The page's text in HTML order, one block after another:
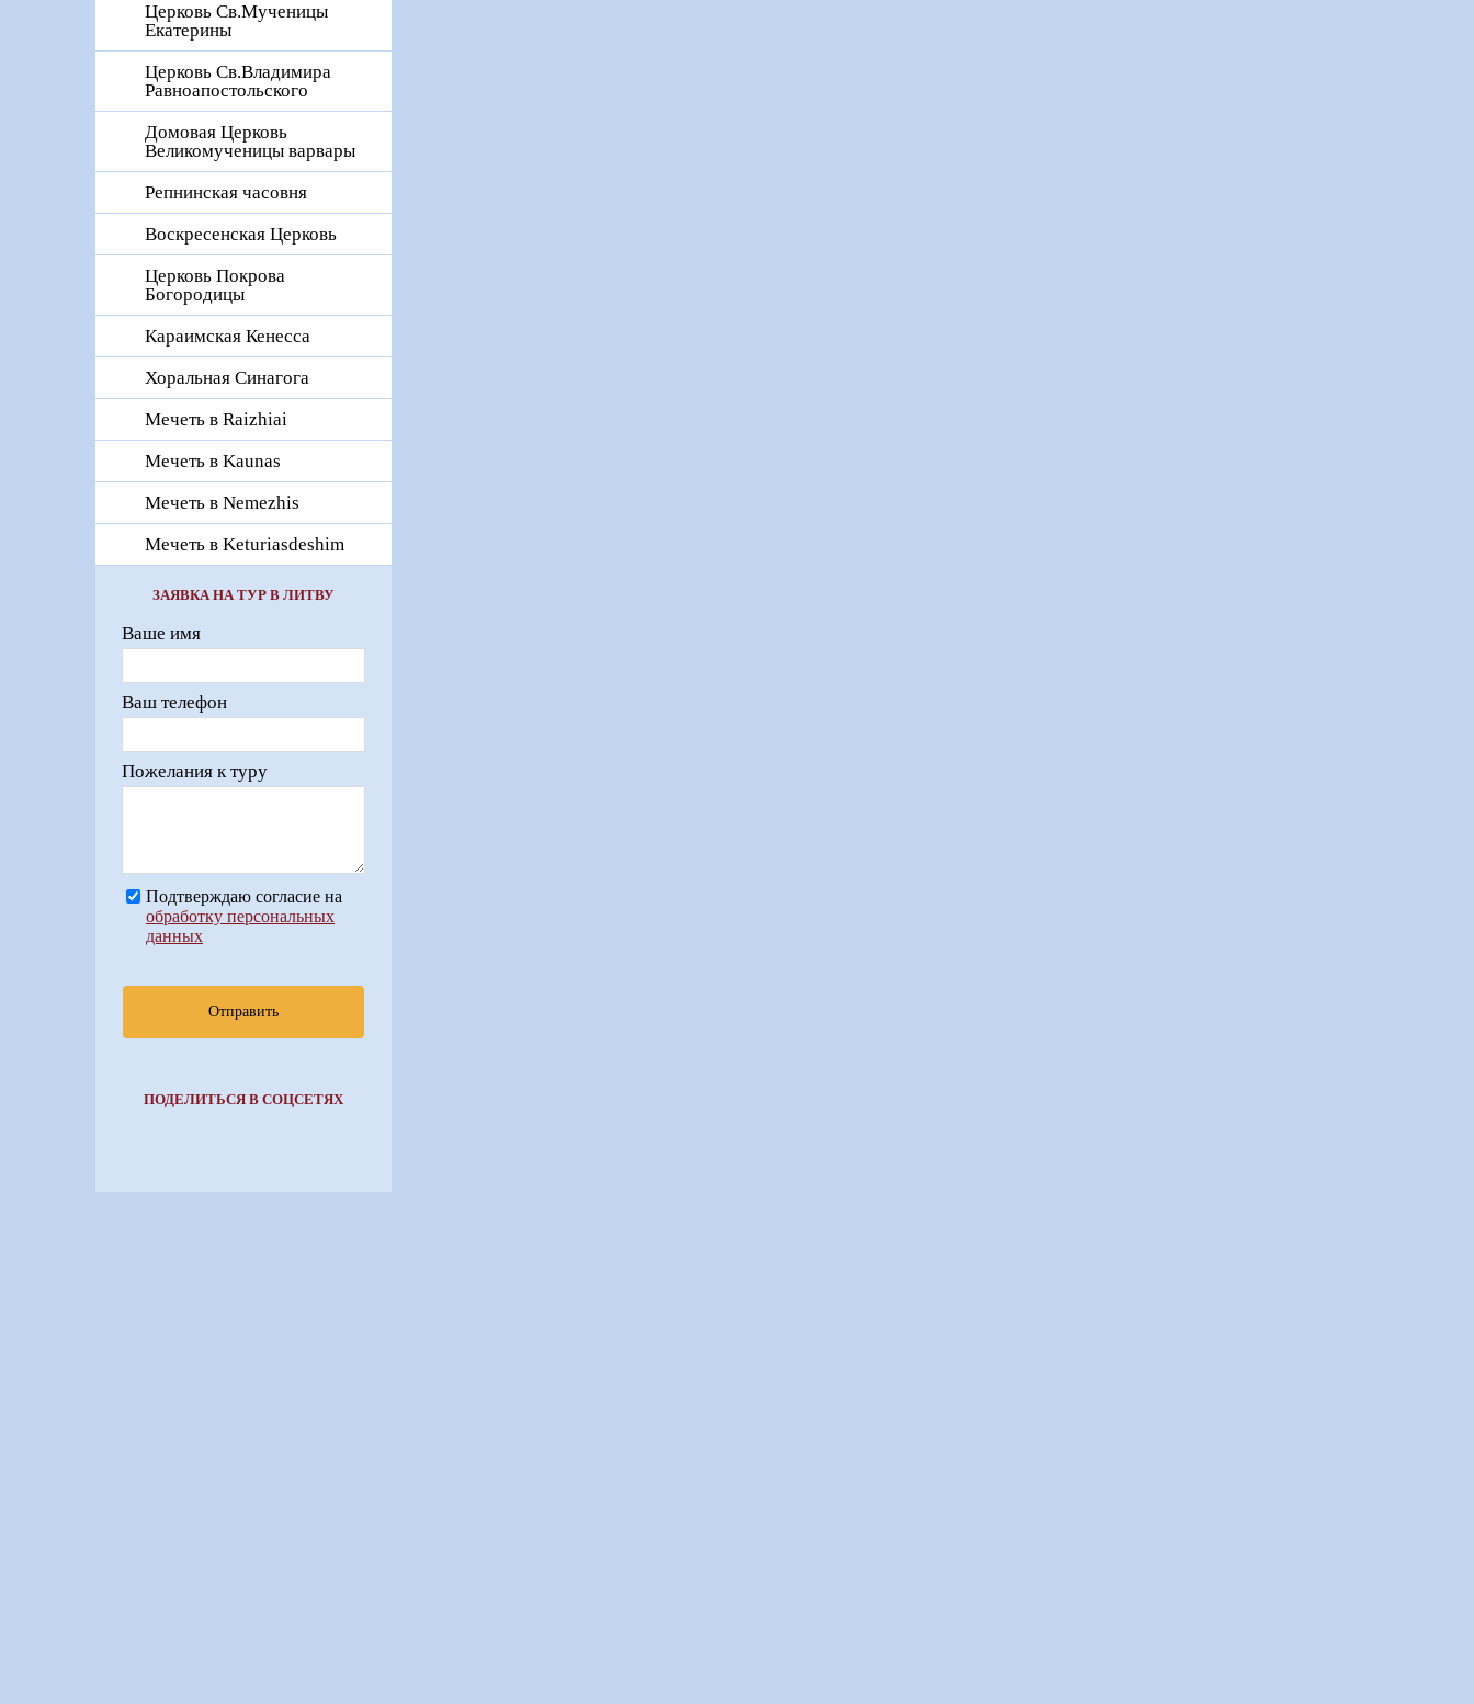
Церковь Св.Мученицы
Екатерины
Церковь Св.Владимира
Равноапостольского
Домовая Церковь
Великомученицы варвары
Репнинская часовня
Воскресенская Церковь
Церковь Покрова
Богородицы
Караимская Кенесса
Хоральная Синагога
Мечеть в Raizhiai
Мечеть в Kaunas
Мечеть в Nemezhis
Мечеть в Keturiasdeshim
ЗАЯВКА НА ТУР В ЛИТВУ
Ваше имя
Ваш телефон
Пожелания к туру
Подтверждаю согласие на
обработку персональных
данных
Отправить
ПОДЕЛИТЬСЯ В СОЦСЕТЯХ